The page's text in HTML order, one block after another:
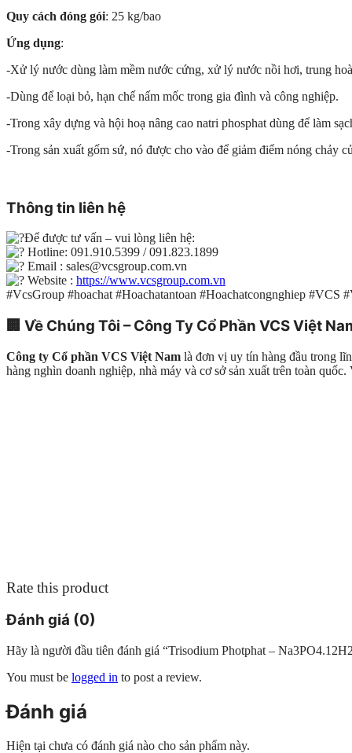
Quy cách đóng gói: 25 kg/bao
Ứng dụng:
-Xử lý nước dùng làm mềm nước cứng, xử lý nước nồi hơi, trung
-Dùng để loại bỏ, hạn chế nấm mốc trong gia đình và công nghiệp.
-Trong xây dựng và hội hoạ nâng cao natri phosphat dùng để làm
-Trong sản xuất gốm sứ, nó được cho vào để giảm điểm nóng chảy
Thông tin liên hệ
Để được tư vấn – vui lòng liên hệ:
Hotline: 091.910.5399 / 091.823.1899
Email : sales@vcsgroup.com.vn
Website : https://www.vcsgroup.com.vn
#VcsGroup #hoachat #Hoachatantoan #Hoachatcongnghiep #VCS
🏢 Về Chúng Tôi – Công Ty Cổ Phần VCS Việt
Công ty Cổ phần VCS Việt Nam là đơn vị uy tín hàng đầu trong
hàng nghìn doanh nghiệp, nhà máy và cơ sở sản xuất trên toàn
Rate this product
Đánh giá (0)
Hãy là người đầu tiên đánh giá “Trisodium Photphat –
You must be logged in to post a review.
Đánh giá
Hiện tại chưa có đánh giá nào cho sản phẩm này.